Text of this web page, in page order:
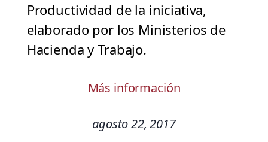
Productividad de la iniciativa,
elaborado por los Ministerios de
Hacienda y Trabajo.
Más información
agosto 22, 2017